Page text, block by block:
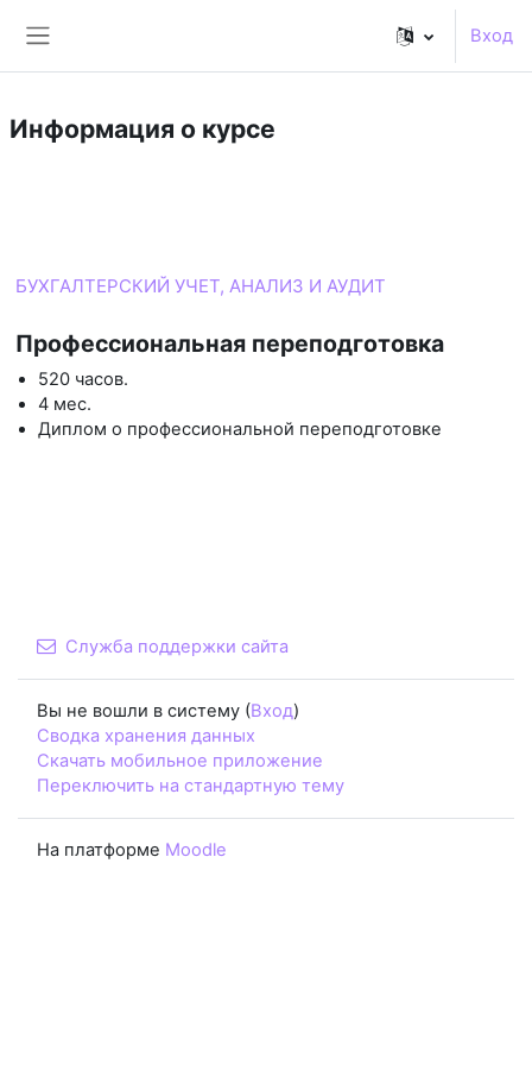
Вход
Информация о курсе
БУХГАЛТЕРСКИЙ УЧЕТ, АНАЛИЗ И АУДИТ
Профессиональная переподготовка
520 часов.
4 мес.
Диплом о профессиональной переподготовке
Служба поддержки сайта
Вы не вошли в систему (Вход)
Сводка хранения данных
Скачать мобильное приложение
Переключить на стандартную тему
На платформе Moodle